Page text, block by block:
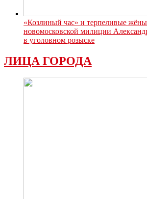
«Козлиный час» и терпеливые
новомосковской милиции
в уголовном розыске
ЛИЦА ГОРОДА